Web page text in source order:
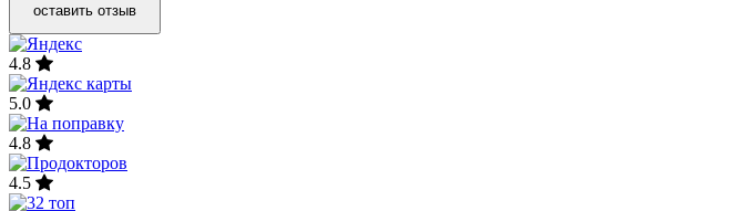
оставить отзыв
4.8
5.0
4.8
4.5